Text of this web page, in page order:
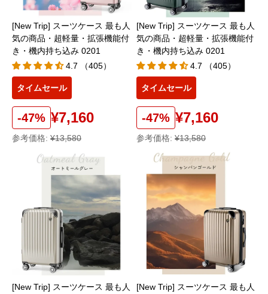
[New Trip] スーツケース 最も人
気の商品・超軽量・拡張機能付
き・機内持ち込み 0201
4.7 （405）
タイムセール
-47% ¥7,160
参考価格: ¥13,580
[New Trip] スーツケース 最も人
気の商品・超軽量・拡張機能付
き・機内持ち込み 0201
4.7 （405）
タイムセール
-47% ¥7,160
参考価格: ¥13,580
[New Trip] スーツケース 最も人 [New Trip] スーツケース 最も人